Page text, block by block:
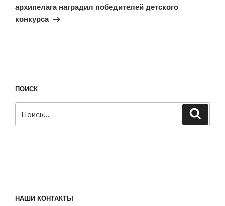
архипелага наградил победителей детского
конкурса
ПОИСК
НАШИ КОНТАКТЫ